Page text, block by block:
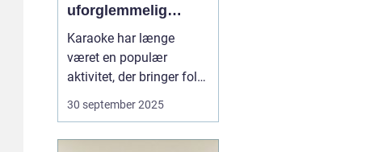
uforglemmelig
festoplevelse
Karaoke har længe
været en populær
aktivitet, der bringer folk
sammen gennem sang
og musik. Det er ikke kun
30 september 2025